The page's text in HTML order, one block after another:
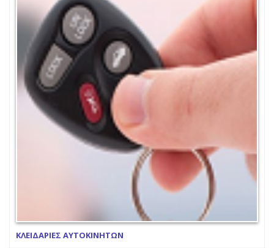
ΚΛΕΙΔΑΡΙΕΣ ΑΥΤΟΚΙΝΗΤΩΝ